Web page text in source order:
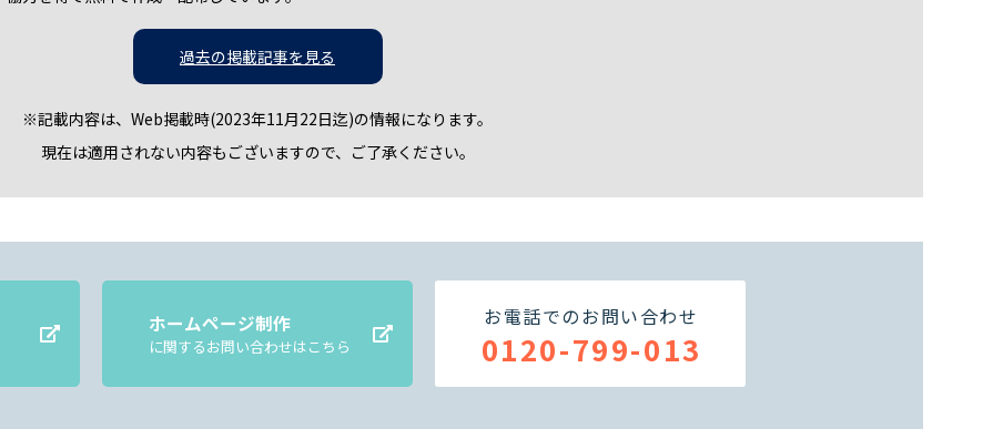
過去の掲載記事を見る
※記載内容は、Web掲載時(2023年11月22日迄)の情報になります。
現在は適用されない内容もございますので、ご了承ください。
ホームページ制作
に関するお問い合わせはこちら
お電話でのお問い合わせ
0120-799-013